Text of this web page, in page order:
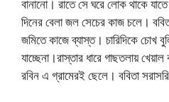
বানানো। রাতে সে ঘরে লোক থাকে
দিনের বেলা জল সেচের কাজ চলে।
জমিতে কাজে ব্যাস্ত। চারিদিকে চোখ
যাচ্ছেনা।রাস্তার ধারে গাছতলায়
রবিন এ গ্রামেরই ছেলে। ববিতা